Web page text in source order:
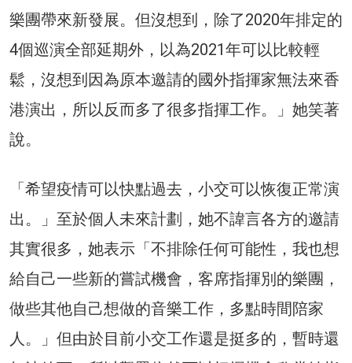
樂團帶來新發展。但沒想到，除了2020年排定的
4個巡演全部延期外，以為2021年可以比較輕
鬆，沒想到因為原本邀請的國外指揮家無法來香
港演出，所以反而多了很多指揮工作。」她笑著
說。
「希望疫情可以快點過去，小交可以恢復正常演
出。」至於個人未來計劃，她不諱言各方的邀請
其實很多，她表示「不排除任何可能性，我也想
給自己一些新的嘗試機會，客席指揮別的樂團，
做些其他自己想做的音樂工作，多點時間陪家
人。」但由於目前小交工作還是挺多的，暫時還